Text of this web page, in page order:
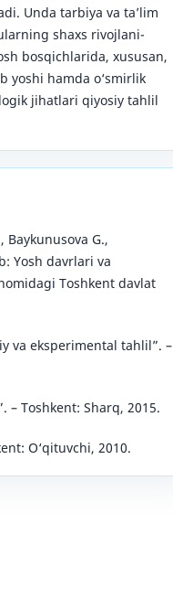
Unda tarbiya va ta’lim
shaxs rivojlani-
bosqichlarida, xususan,
yoshi hamda o‘smirlik
jihatlari qiyosiy tahlil
Baykunusova G.,
Yosh davrlari va
Toshkent davlat
va eksperimental tahlil”. –
– Toshkent: Sharq, 2015.
O‘qituvchi, 2010.